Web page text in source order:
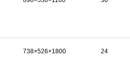
738×526×1800 24